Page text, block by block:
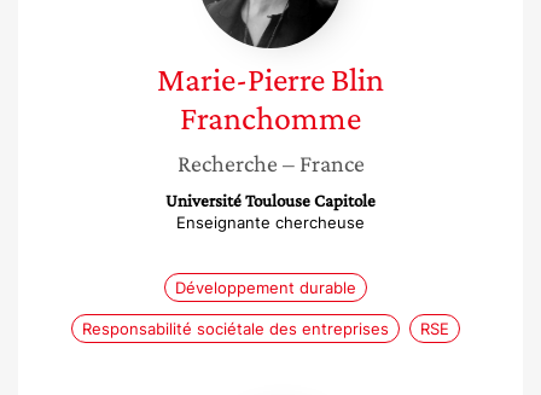
Marie-PierreBlin
Franchomme
Recherche – France
Université Toulouse Capitole
Enseignante chercheuse
Développement durable
Responsabilité sociétale des entreprises RSE